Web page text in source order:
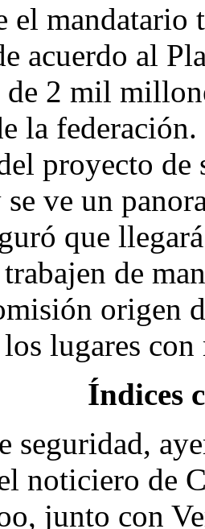
el mandatario
acuerdo al
2 mil
la federación.
proyecto de
ve un
que
de
origen
lugares
Índices
seguridad,
noticiero de
junto con